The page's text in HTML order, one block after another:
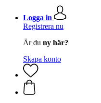
Logga in
Registrera nu
Är du ny här?
Skapa konto